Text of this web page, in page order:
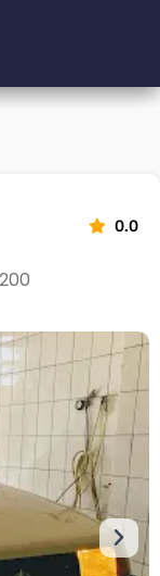
0.0